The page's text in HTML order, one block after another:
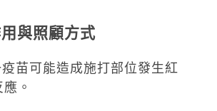
與照顧方式
苗可能造成施打部位發生紅
。